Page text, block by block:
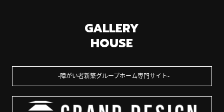
GALLERY
HOUSE
障がい者新築グループホーム専門サイト